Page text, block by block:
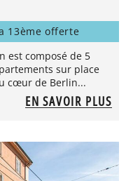
13ème offerte
est composé de 5
sur place
cœur de Berlin...
EN SAVOIR PLUS